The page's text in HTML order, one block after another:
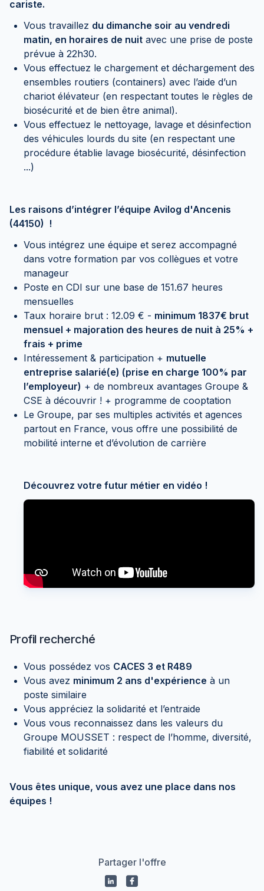
cariste.
Vous travaillez du dimanche soir au vendredi
matin, en horaires de nuit avec une prise de poste
prévue à 22h30.
Vous effectuez le chargement et déchargement des
ensembles routiers (containers) avec l’aide d’un
chariot élévateur (en respectant toutes le règles de
biosécurité et de bien être animal).
Vous effectuez le nettoyage, lavage et désinfection
des véhicules lourds du site (en respectant une
procédure établie lavage biosécurité, désinfection
...)
Les raisons d’intégrer l’équipe Avilog d'Ancenis
(44150) !
Vous intégrez une équipe et serez accompagné
dans votre formation par vos collègues et votre
manageur
Poste en CDI sur une base de 151.67 heures
mensuelles
Taux horaire brut : 12.09 € - minimum 1837€ brut
mensuel + majoration des heures de nuit à 25% +
frais + prime
Intéressement & participation + mutuelle
entreprise salarié(e) (prise en charge 100% par
l’employeur) + de nombreux avantages Groupe &
CSE à découvrir ! + programme de cooptation
Le Groupe, par ses multiples activités et agences
partout en France, vous offre une possibilité de
mobilité interne et d’évolution de carrière
Découvrez votre futur métier en vidéo !
Profil recherché
Vous possédez vos CACES 3 et R489
Vous avez minimum 2 ans d'expérience à un
poste similaire
Vous appréciez la solidarité et l’entraide
Vous vous reconnaissez dans les valeurs du
Groupe MOUSSET : respect de l’homme, diversité,
fiabilité et solidarité
Vous êtes unique, vous avez une place dans nos
équipes !
Partager l'offre